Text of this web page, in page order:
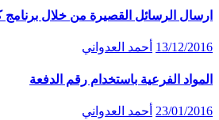
ارسال الرسائل القصيرة من خلال برنامج
13/12/2016 أحمد العدواني
المواد الفرعية باستخدام رقم الدفعة
23/01/2016 أحمد العدواني